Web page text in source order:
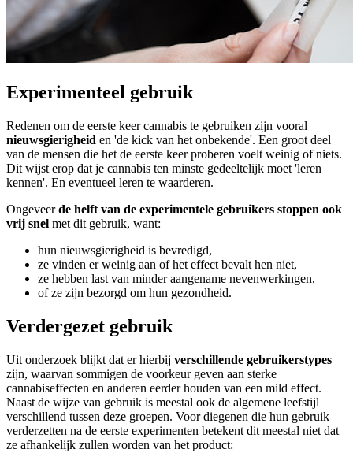
Experimenteel gebruik
Redenen om de eerste keer cannabis te gebruiken zijn vooral
nieuwsgierigheid en 'de kick van het onbekende'. Een groot deel
van de mensen die het de eerste keer proberen voelt weinig of niets.
Dit wijst erop dat je cannabis ten minste gedeeltelijk moet 'leren
kennen'. En eventueel leren te waarderen.
Ongeveerde helft van de experimentele gebruikers stoppen ook
vrij snel met dit gebruik, want:
hun nieuwsgierigheid is bevredigd,
ze vinden er weinig aan of het effect bevalt hen niet,
ze hebben last van minder aangename nevenwerkingen,
of ze zijn bezorgd om hun gezondheid.
Verdergezet gebruik
Uit onderzoek blijkt dat er hierbij verschillende gebruikerstypes
zijn, waarvan sommigen de voorkeur geven aan sterke
cannabiseffecten en anderen eerder houden van een mild effect.
Naast de wijze van gebruik is meestal ook de algemene leefstijl
verschillend tussen deze groepen. Voor diegenen die hun gebruik
verderzetten na de eerste experimenten betekent dit meestal niet dat
ze afhankelijk zullen worden van het product: